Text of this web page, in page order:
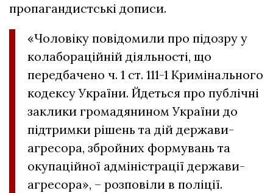
пропагандистські дописи.
«Чоловіку повідомили про підозру у
колабораційній діяльності, що
передбачено ч. 1 ст. 111-1 Кримінального
кодексу України. Йдеться про публічні
заклики громадянином України до
підтримки рішень та дій держави-
агресора, збройних формувань та
окупаційної адміністрації держави-
агресора», – розповіли в поліції.